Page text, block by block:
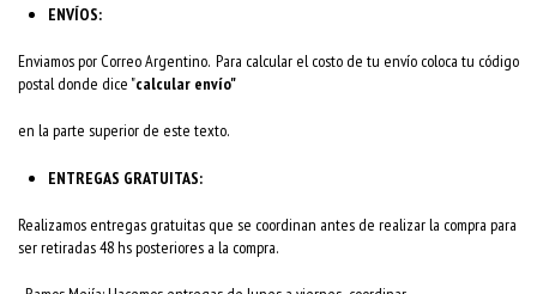
ENVÍOS:
Enviamos por Correo Argentino. Para calcular el costo de tu envío coloca tu código
postal donde dice "calcular envío"
en la parte superior de este texto.
ENTREGAS GRATUITAS:
Realizamos entregas gratuitas que se coordinan antes de realizar la compra para
ser retiradas 48 hs posteriores a la compra.